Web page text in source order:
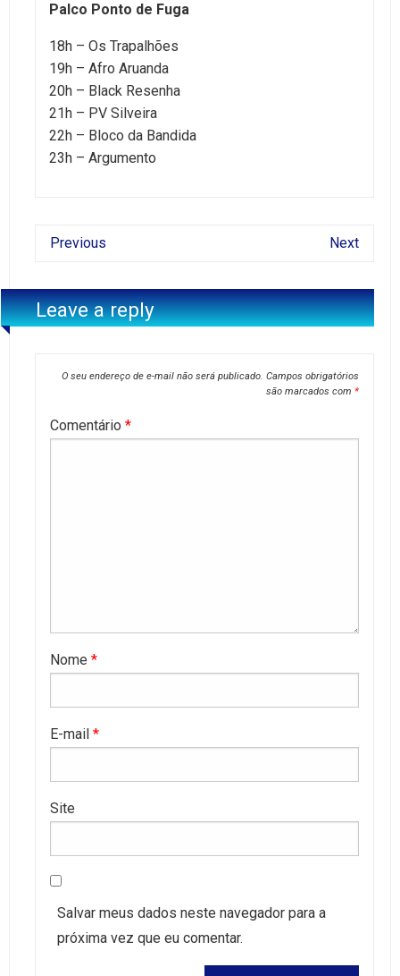
Palco Ponto de Fuga
18h – Os Trapalhões
19h – Afro Aruanda
20h – Black Resenha
21h – PV Silveira
22h – Bloco da Bandida
23h – Argumento
Previous Next
Leave a reply
O seu endereço de e-mail não será publicado. Campos obrigatórios
são marcados com *
Comentário *
Nome *
E-mail *
Site
Salvar meus dados neste navegador para a
próxima vez que eu comentar.